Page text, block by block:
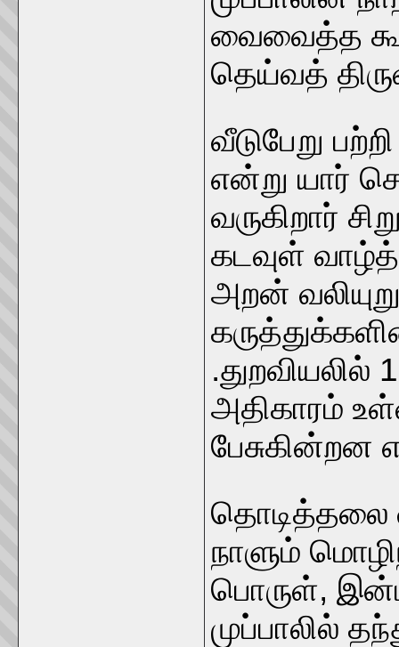
வைவைத்த
தெய்வத்
வீடுபேறு
என்று யார்
வருகிறார்
கடவுள்
அறன்
அதிகாரம்
பேசுகின்றன
தொடித்தலை
நாளும்
பொருள்,
முப்பாலில்